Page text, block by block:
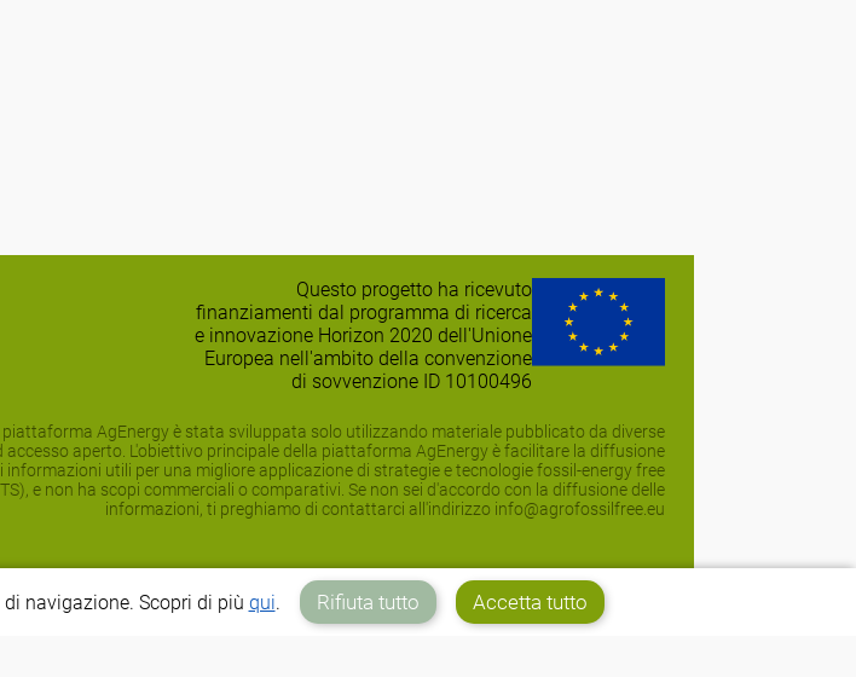
Questo progetto ha ricevuto
finanziamenti dal programma di ricerca
e innovazione Horizon 2020 dell'Unione
Europea nell'ambito della convenzione
di sovvenzione ID 10100496
piattaforma AgEnergy è stata sviluppata solo utilizzando materiale pubblicato da diverse
accesso aperto. L'obiettivo principale della piattaforma AgEnergy è facilitare la diffusione
informazioni utili per una migliore applicazione di strategie e tecnologie fossil-energy free
e non ha scopi commerciali o comparativi. Se non sei d'accordo con la diffusione delle
informazioni, ti preghiamo di contattarci all'indirizzo info@agrofossilfree.eu
navigazione. Scopri di più qui. Rifiuta tutto Accetta tutto